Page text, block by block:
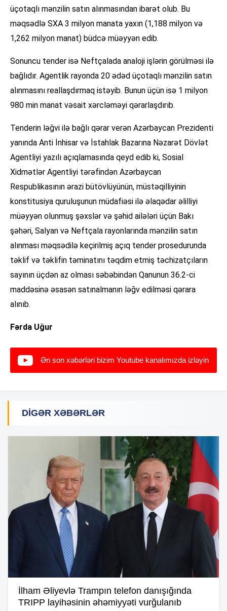
üçotaqlı mənzilin satın alınmasından ibarət olub. Bu
məqsədlə SXA 3 milyon manata yaxın (1,188 milyon və
1,262 milyon manat) büdcə müəyyən edib.
Sonuncu tender isə Neftçalada analoji işlərin görülməsi ilə
bağlıdır. Agentlik rayonda 20 ədəd üçotaqlı mənzilin satın
alınmasını reallaşdırmaq istəyib. Bunun üçün isə 1 milyon
980 min manat vəsait xərcləməyi qərarlaşdırıb.
Tenderin ləğvi ilə bağlı qərar verən Azərbaycan Prezidenti
yanında Anti İnhisar və İstahlak Bazarına Nəzarət Dövlət
Agentliyi yazılı açıqlamasında qeyd edib ki, Sosial
Xidmətlər Agentliyi tərəfindən Azərbaycan
Respublikasının ərazi bütövlüyünün, müstəqilliyinin
konstitusiya quruluşunun müdafiəsi ilə əlaqədar əlilliyi
müəyyən olunmuş şəxslər və şəhid ailələri üçün Bakı
şəhəri, Salyan və Neftçala rayonlarında mənzilin satın
alınması məqsədilə keçirilmiş açıq tender prosedurunda
təklif və təklifin təminatını təqdim etmiş təchizatçıların
sayının üçdən az olması səbəbindən Qanunun 36.2-ci
maddəsinə əsasən satınalmanın ləğv edilməsi qərara
alınıb.
Fərda Uğur
Ən son xəbərləri bizim Youtube kanalımızda izləyin
DIGƏR XƏBƏRLƏR
İlham Əliyevlə Trampın telefon danışığında
TRIPP layihəsinin əhəmiyyəti vurğulanıb